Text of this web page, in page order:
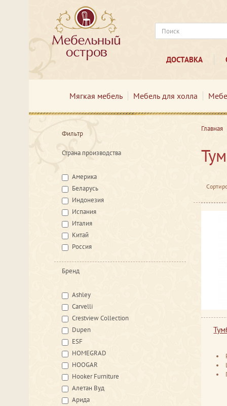
ДОСТАВКА
Мягкая мебель Мебель для холла
Фильтр
Страна производства
Америка
Беларусь
Индонезия
Испания
Италия
Китай
Россия
Бренд
Ashley
Carvelli
Crestview Collection
Dupen
ESF
HOMEGRAD
HOOGAR
Hooker Furniture
Алетан Вуд
Арида
Главная